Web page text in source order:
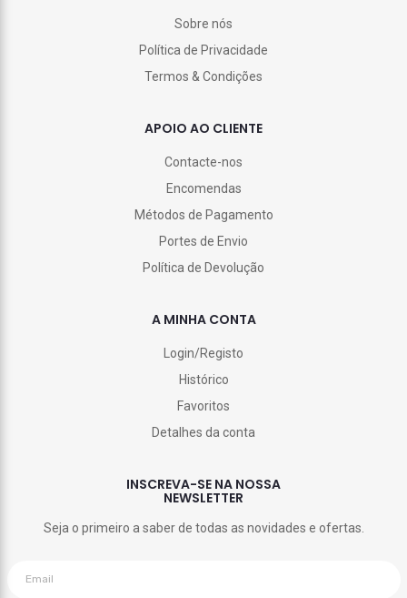
Sobre nós
Política de Privacidade
Termos & Condições
APOIO AO CLIENTE
Contacte-nos
Encomendas
Métodos de Pagamento
Portes de Envio
Política de Devolução
A MINHA CONTA
Login/Registo
Histórico
Favoritos
Detalhes da conta
INSCREVA-SE NA NOSSA
NEWSLETTER
Seja o primeiro a saber de todas as novidades e ofertas.